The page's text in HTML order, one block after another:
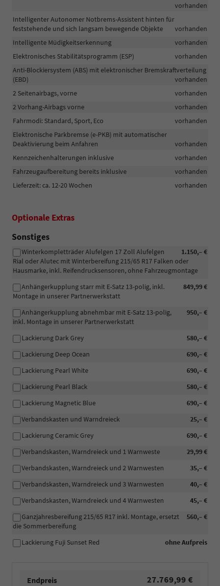
vorhanden
Intelligenter Autonomer Notbrems-Assistent hinten für
feststehende und sich langsam bewegende Objekte
vorhanden
Intelligente Müdigkeitserkennung
vorhanden
Elektronisches Stabilitätsprogramm (ESP)
vorhanden
Anti-Blockiersystem (ABS) mit elektronischer Bremskraftverteilung
(EBD)
vorhanden
2 Seitenairbags, vorne
vorhanden
2 Vorhang-Airbags vorne
vorhanden
Fahrmodi: Standard, Sport, Eco
vorhanden
Elektronische Parkbremse (e-PKB) mit automatischer
Deaktivierung beim Anfahren
vorhanden
Kennzeichenhalterungen inklusive
vorhanden
Fahrzeugaufbereitung bereits inklusive
vorhanden
Lieferzeit: ca. 12-20 Wochen
vorhanden
Optionale Extras
Sonstiges
1.150,– €
Winterkompletträder Alufelgen 17 Zoll Alufelgen
Rial oder Alutec mit Winterbereifung 215/65 R17 Falken oder
Hausmarke, inkl. Reifendrucksensoren, ohne Fahrzeugmontage
849,99 €
Anhängerkupplung starr mit E-Satz 13-polig, inkl.
Montage in unserer Partnerwerkstatt
950,– €
Anhängerkupplung abnehmbar mit E-Satz 13-polig,
inkl. Montage in unserer Partnerwerkstatt
580,– €
Lackierung Dark Grey
690,– €
Lackierung Deep Ocean
690,– €
Lackierung Pearl White
580,– €
Lackierung Pearl Black
690,– €
Lackierung Magnetic Blue
25,– €
Verbandskasten und Warndreieck
690,– €
Lackierung Ceramic Grey
29,99 €
Verbandskasten, Warndreieck und 1 Warnweste
35,– €
Verbandskasten, Warndreieck und 2 Warnwesten
40,– €
Verbandskasten, Warndreieck und 3 Warnwesten
45,– €
Verbandskasten, Warndreieck und 4 Warnwesten
560,– €
Ganzjahresbereifung 215/65 R17 inkl. Montage, ersetzt
die Sommerbereifung
ohne Aufpreis
Lackierung Fuji Sunset Red
Endpreis 27.769,99 €